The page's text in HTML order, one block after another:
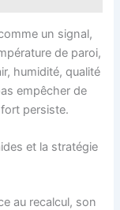
un signal,
de paroi,
humidité, qualité
empêcher de
persiste.
et la stratégie
au recalcul, son